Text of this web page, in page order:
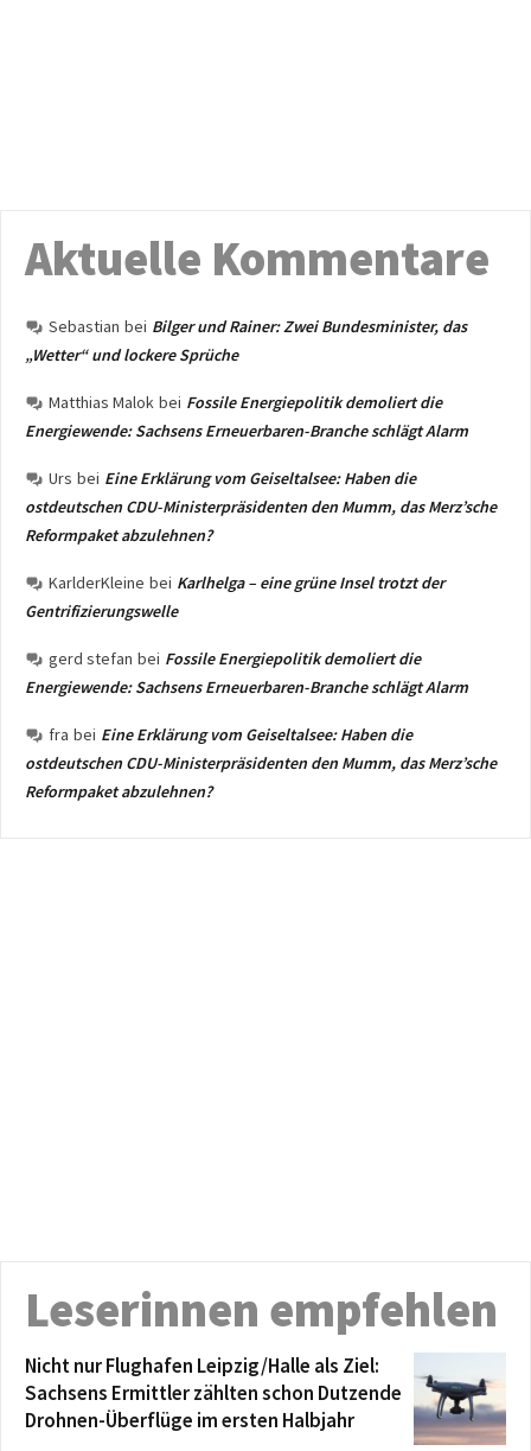
Aktuelle Kommentare
Sebastian bei Bilger und Rainer: Zwei Bundesminister, das
„Wetter“ und lockere Sprüche
Matthias Malok bei Fossile Energiepolitik demoliert die
Energiewende: Sachsens Erneuerbaren-Branche schlägt Alarm
Urs bei Eine Erklärung vom Geiseltalsee: Haben die
ostdeutschen CDU-Ministerpräsidenten den Mumm, das Merz’sche
Reformpaket abzulehnen?
KarlderKleine bei Karlhelga – eine grüne Insel trotzt der
Gentrifizierungswelle
gerd stefan bei Fossile Energiepolitik demoliert die
Energiewende: Sachsens Erneuerbaren-Branche schlägt Alarm
fra bei Eine Erklärung vom Geiseltalsee: Haben die
ostdeutschen CDU-Ministerpräsidenten den Mumm, das Merz’sche
Reformpaket abzulehnen?
Leserinnen empfehlen
Nicht nur Flughafen Leipzig/Halle als Ziel:
Sachsens Ermittler zählten schon Dutzende
Drohnen-Überflüge im ersten Halbjahr